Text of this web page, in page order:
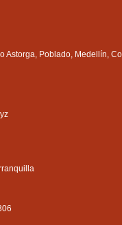
Astorga, Poblado, Medellín,